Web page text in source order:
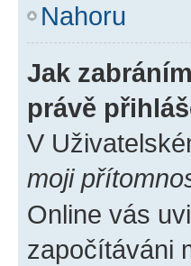
Nahoru
Jak
právě
V
moji
Online vás
započítáváni